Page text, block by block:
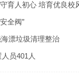
育人初心 培育优良校
全阀”
漂垃圾清理整治
员401人